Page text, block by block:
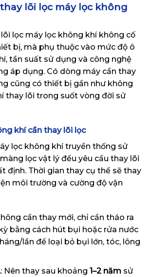
lõi lọc máy lọc không
lõi lọc máy lọc không khíkhông cố
bị, mà phụ thuộc vào mức độ ô
tần suất sử dụng và công nghệ
áp dụng. Có dòng máy cần thay
cũng có thiết bị gần như không
thay lõi trong suốt vòng đời sử
khí cần thay lõi lọc
lọc không khí truyền thống sử
lọc vật lý đều yêu cầu thay lõi
định. Thời gian thay cụ thể sẽ thay
môi trường và cường độ vận
cần thay mới, chỉ cần tháo ra
bằng cách hút bụi hoặc rửa nước
lần để loại bỏ bụi lớn, tóc, lông
: Nên thay sau khoảng 1–2 nămsử